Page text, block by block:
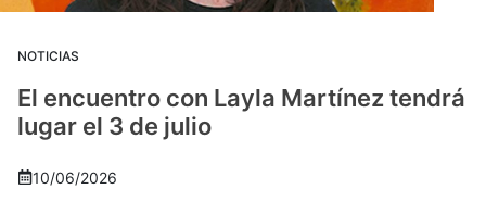
NOTICIAS
El encuentro con Layla Martínez tendrá
lugar el 3 de julio
10/06/2026